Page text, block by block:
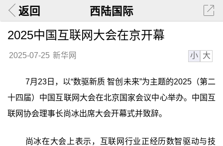
返回 西陆国际
2025中国互联网大会在京开幕
2025-07-25 新华网 小 大
7月23日，以“数驱新质 智创未来”为主题的2025（第二
十四届）中国互联网大会在北京国家会议中心举办。中国互
联网协会理事长尚冰出席大会开幕式并致辞。
尚冰在大会上表示，互联网行业正经历数智驱动与技